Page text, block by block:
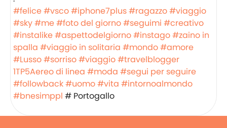
#felice#vsco#iphone7plus#ragazzo#viaggio
#sky#me#foto del giorno#seguimi #creativo
#instalike#aspettodelgiorno#instago#zaino in
spalla #viaggio in solitaria #mondo#amore
#Lusso#sorriso#viaggio#travelblogger
1TP5Aereo di linea #moda #segui per seguire
#followback#uomo#vita #intornoalmondo
#bnesimppl # Portogallo